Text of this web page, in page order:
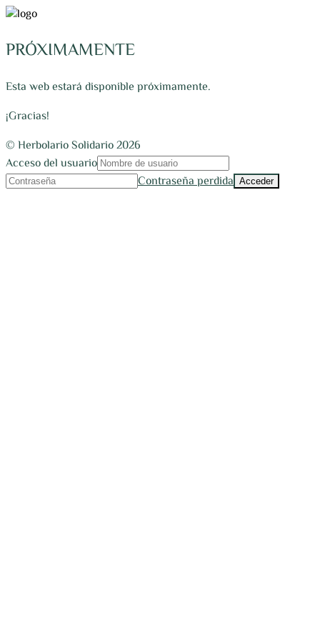
PRÓXIMAMENTE
Esta web estará disponible próximamente.
¡Gracias!
© Herbolario Solidario 2026
Acceso del usuario
Contraseña perdida